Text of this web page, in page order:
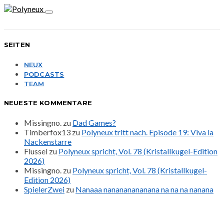
SEITEN
NEUX
PODCASTS
TEAM
NEUESTE KOMMENTARE
Missingno. zu Dad Games?
Timberfox13 zu Polyneux tritt nach. Episode 19: Viva la
Nackenstarre
Flussel zu Polyneux spricht, Vol. 78 (Kristallkugel-Edition
2026)
Missingno. zu Polyneux spricht, Vol. 78 (Kristallkugel-
Edition 2026)
SpielerZwei zu Nanaaa nanananananana na na na nanana